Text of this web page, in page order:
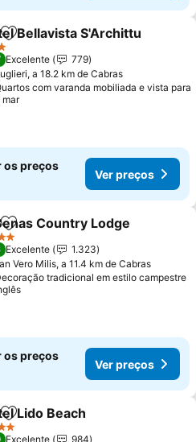
Adicionar aos favoritos
Bellavista S'Archittu
Excelente
779
a 18.2 km de Cabras
com varanda mobiliada e vista para
mar
os preços
Ver preços
Adicionar aos favoritos
Country Lodge
Excelente
1.323
Vero Milis, a 11.4 km de Cabras
tradicional em estilo campestre
os preços
Ver preços
Adicionar aos favoritos
Lido Beach
Excelente 984